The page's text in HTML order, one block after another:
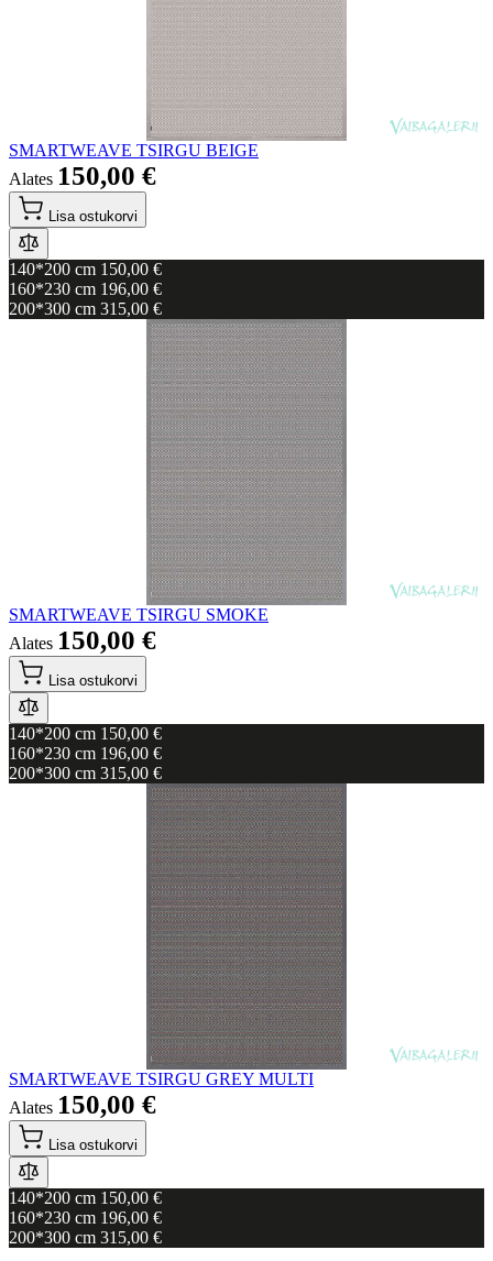
SMARTWEAVE TSIRGU BEIGE
Alates 150,00 €
Lisa ostukorvi
140*200 cm 150,00 €
160*230 cm 196,00 €
200*300 cm 315,00 €
SMARTWEAVE TSIRGU SMOKE
Alates 150,00 €
Lisa ostukorvi
140*200 cm 150,00 €
160*230 cm 196,00 €
200*300 cm 315,00 €
SMARTWEAVE TSIRGU GREY MULTI
Alates 150,00 €
Lisa ostukorvi
140*200 cm 150,00 €
160*230 cm 196,00 €
200*300 cm 315,00 €